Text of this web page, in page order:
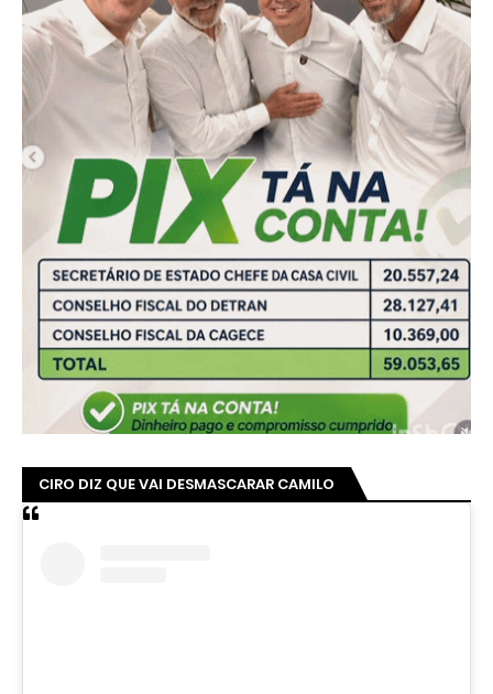
CIRO DIZ QUE VAI DESMASCARAR CAMILO